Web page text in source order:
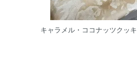
キャラメル・ココナッツクッ